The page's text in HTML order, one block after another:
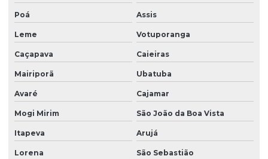
Poá Assis
Leme Votuporanga
Caçapava Caieiras
Mairiporã Ubatuba
Avaré Cajamar
Mogi Mirim São João da Boa Vista
Itapeva Arujá
Lorena São Sebastião